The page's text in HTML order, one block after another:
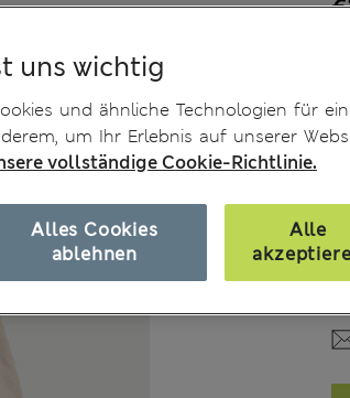
uns wichtig
und ähnliche Technologien für
um Ihr Erlebnis auf unserer
vollständige Cookie-Richtlinie.
Alles Cookies
ablehnen
Alle